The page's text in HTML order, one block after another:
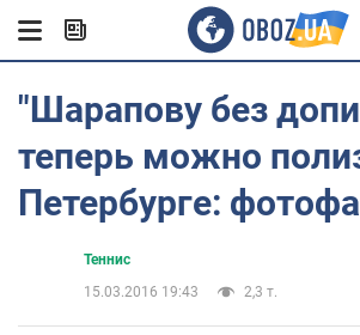
"Шарапову без
теперь можно
Петербурге:
Теннис
15.03.2016 19:43
2,3 т.